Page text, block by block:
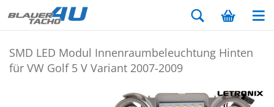
SMD LED Modul In­nen­raum­be­leuch­tung Hin­ten
für VW Golf 5 V Va­ri­ant 2007-​2009